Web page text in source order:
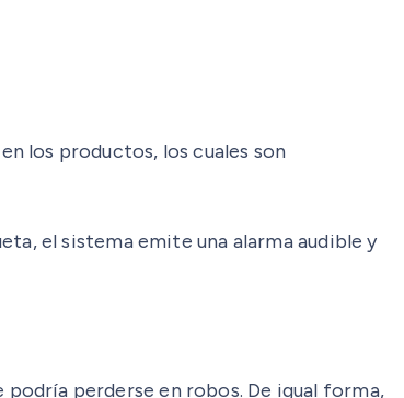
los productos, los cuales son
el sistema emite una alarma audible y
perderse en robos. De igual forma,